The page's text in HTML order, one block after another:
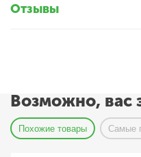
Отзывы
Возможно, вас
Похожие товары Самые